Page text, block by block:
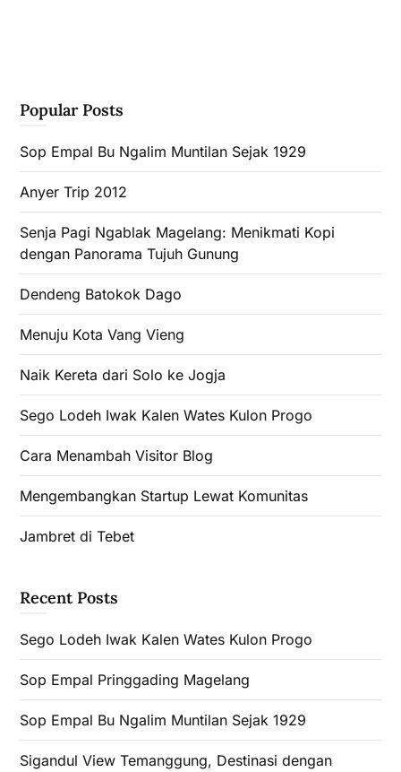
Popular Posts
Sop Empal Bu Ngalim Muntilan Sejak 1929
Anyer Trip 2012
Senja Pagi Ngablak Magelang: Menikmati Kopi
dengan Panorama Tujuh Gunung
Dendeng Batokok Dago
Menuju Kota Vang Vieng
Naik Kereta dari Solo ke Jogja
Sego Lodeh Iwak Kalen Wates Kulon Progo
Cara Menambah Visitor Blog
Mengembangkan Startup Lewat Komunitas
Jambret di Tebet
Recent Posts
Sego Lodeh Iwak Kalen Wates Kulon Progo
Sop Empal Pringgading Magelang
Sop Empal Bu Ngalim Muntilan Sejak 1929
Sigandul View Temanggung, Destinasi dengan